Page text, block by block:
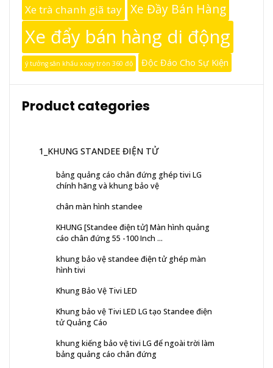
Xe trà chanh giã tay Xe Đầy Bán Hàng
Xe đẩy bán hàng di động
ý tưởng sân khấu xoay tròn 360 độ Độc Đáo Cho Sự Kiện
Product categories
1_KHUNG STANDEE ĐIỆN TỬ
bảng quảng cáo chân đứng ghép tivi LG
chính hãng và khung bảo vệ
chân màn hình standee
KHUNG [Standee điện tử] Màn hình quảng
cáo chân đứng 55 -100 Inch ...
khung bảo vệ standee điện tử ghép màn
hình tivi
Khung Bảo Vệ Tivi LED
Khung bảo vệ Tivi LED LG tạo Standee điện
tử Quảng Cáo
khung kiếng bảo vệ tivi LG để ngoài trời làm
bảng quảng cáo chân đứng